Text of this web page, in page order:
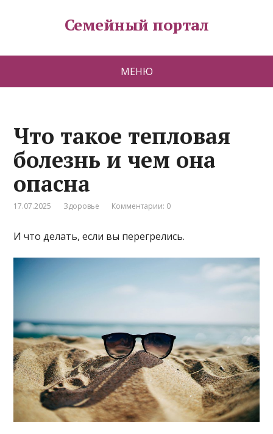
Семейный портал
МЕНЮ
Что такое тепловая
болезнь и чем она
опасна
17.07.2025 Здоровье Комментарии: 0
И что делать, если вы перегрелись.